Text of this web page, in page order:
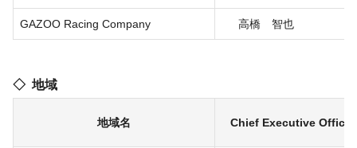
GAZOO Racing Company 高橋 智也
地域
地域名 Chief Executive Officer